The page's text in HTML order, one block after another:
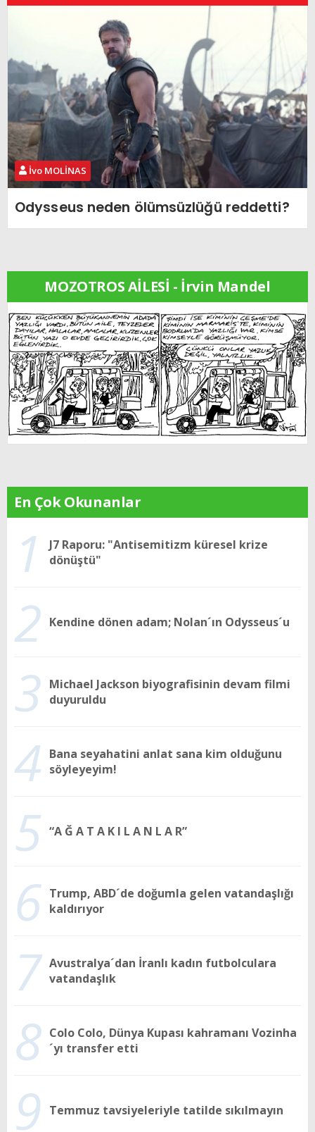
İvo MOLİNAS
Odysseus neden ölümsüzlüğü reddetti?
MOZOTROS AİLESİ - İrvin Mandel
En Çok Okunanlar
1
J7 Raporu: "Antisemitizm küresel krize
dönüştü"
2 Kendine dönen adam; Nolan´ın Odysseus´u
3 Michael Jackson biyografisinin devam filmi
duyuruldu
4 Bana seyahatini anlat sana kim olduğunu
söyleyeyim!
5 “A Ğ A T A K I L A N L A R”
6 Trump, ABD´de doğumla gelen vatandaşlığı
kaldırıyor
7 Avustralya´dan İranlı kadın futbolculara
vatandaşlık
8 Colo Colo, Dünya Kupası kahramanı Vozinha
´yı transfer etti
9 Temmuz tavsiyeleriyle tatilde sıkılmayın